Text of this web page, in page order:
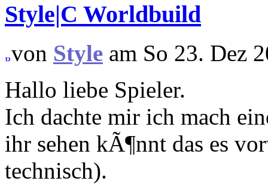
Style|C Worldbuild
von Style am So 23. Dez
Hallo liebe Spieler.
Ich dachte mir ich mach
ihr sehen kÃ¶nnt das es
technisch).